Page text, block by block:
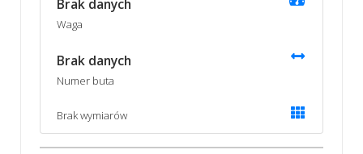
Brak danych
Waga
Brak danych
Numer buta
Brak wymiarów